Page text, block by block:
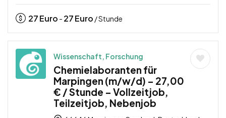
27Euro - 27Euro / Stunde
Wissenschaft, Forschung
Chemielaboranten für
Marpingen (m/w/d) – 27,00
€ / Stunde – Vollzeitjob,
Teilzeitjob, Nebenjob